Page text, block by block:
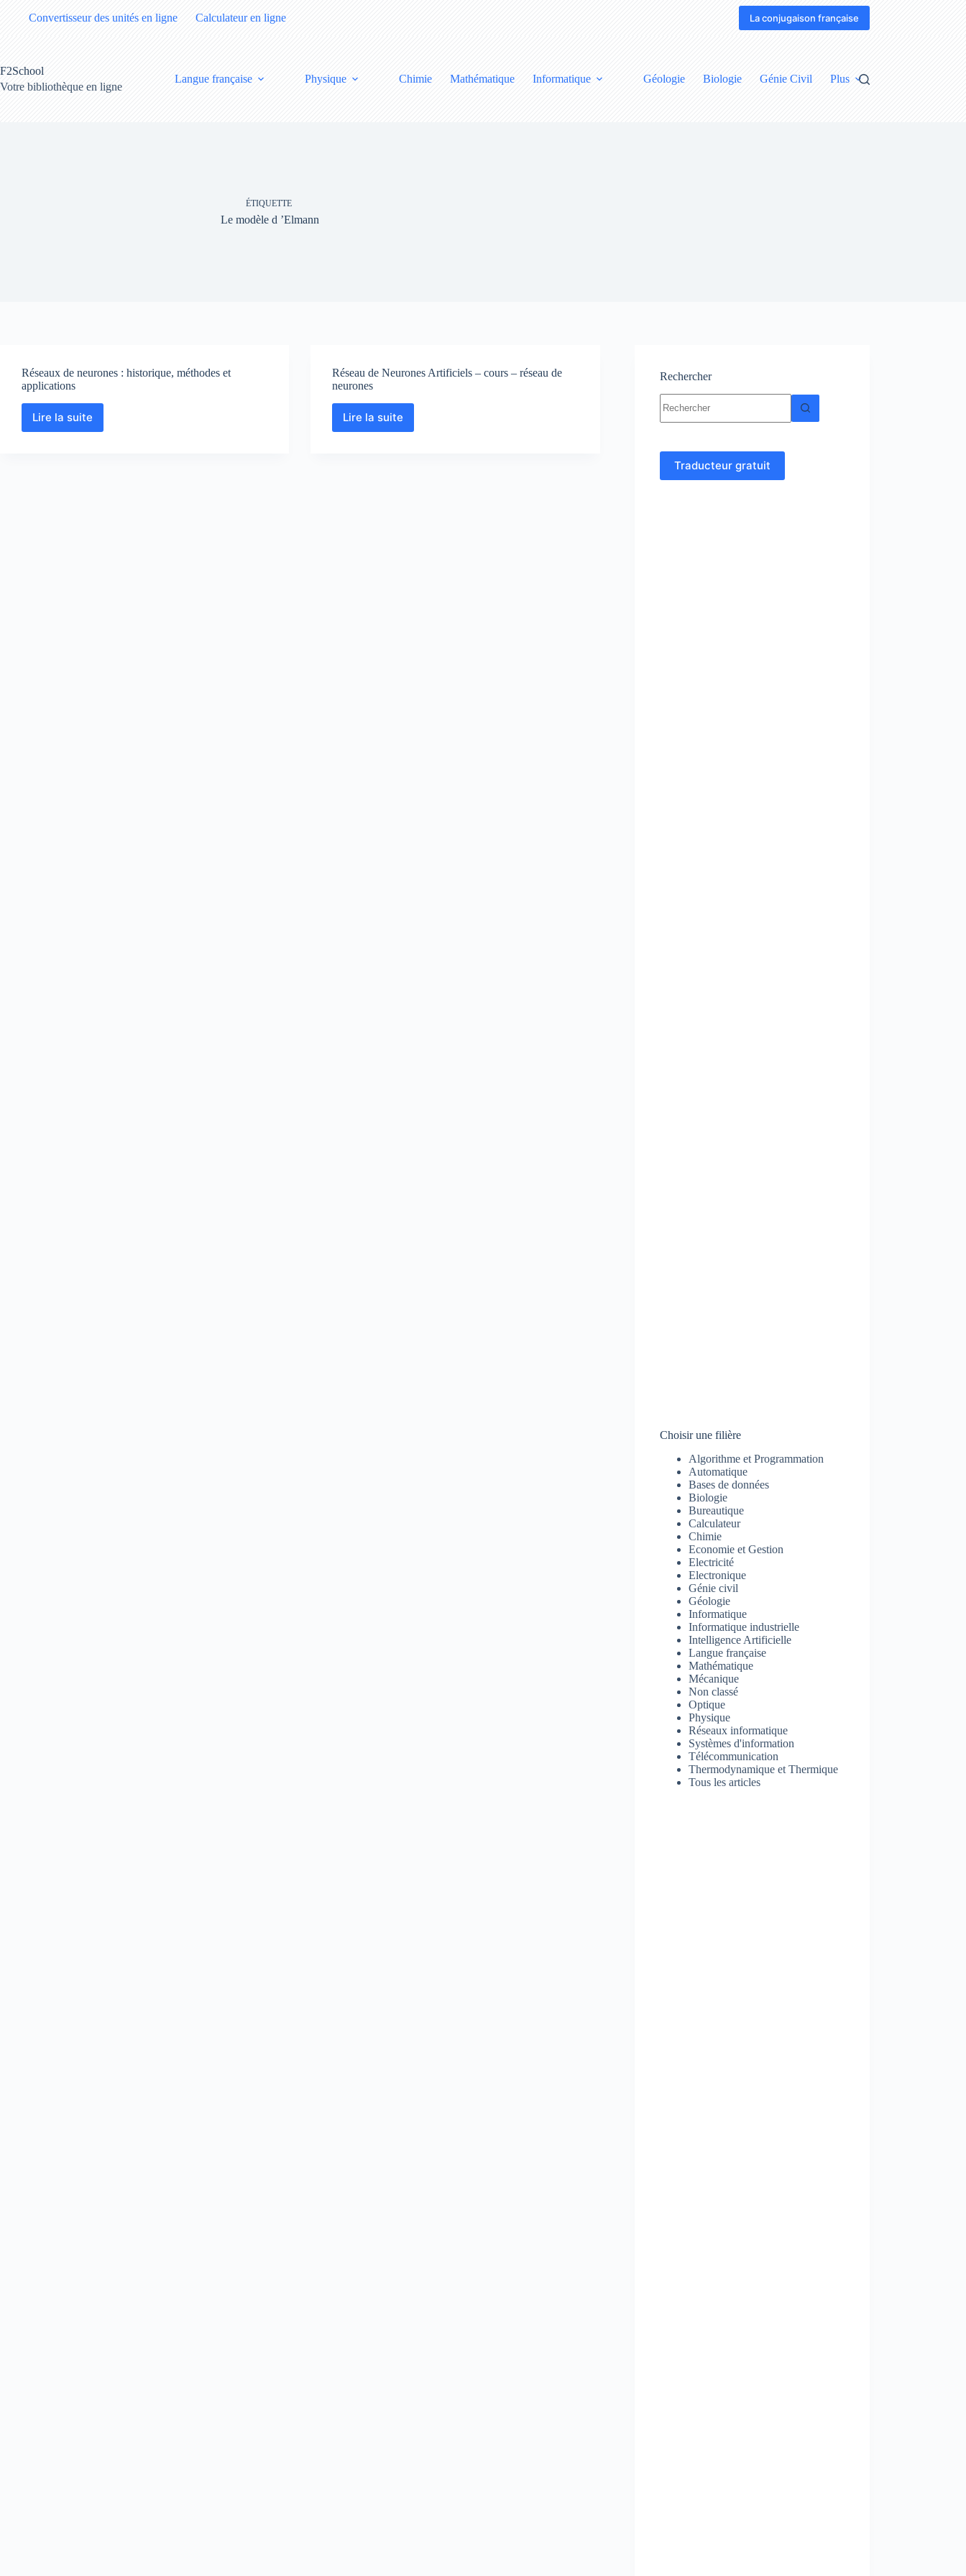
Convertisseur des unités en ligne Calculateur en ligne La conjugaison française
F2School
Votre bibliothèque en ligne
Langue française Physique Chimie Mathématique Informatique Géologie Biologie Génie Civil Plus
ÉTIQUETTE
Le modèle d ’Elmann
Réseaux de neurones : historique, méthodes et
applications
Lire la suite
Réseaux
Réseau de Neurones Artificiels – cours – réseau de
neurones
Lire la suite
Réseau
Rechercher
résultat
Traducteur gratuit
Choisir une filière
Algorithme et Programmation
Automatique
Bases de données
Biologie
Bureautique
Calculateur
Chimie
Economie et Gestion
Electricité
Electronique
Génie civil
Géologie
Informatique
Informatique industrielle
Intelligence Artificielle
Langue française
Mathématique
Mécanique
Non classé
Optique
Physique
Réseaux informatique
Systèmes d'information
Télécommunication
Thermodynamique et Thermique
Tous les articles